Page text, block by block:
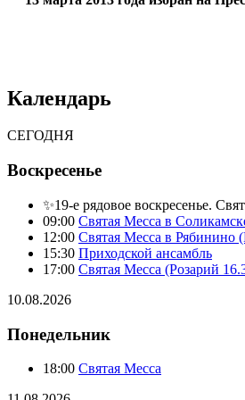
Календарь
СЕГОДНЯ
Воскресенье
✨19-е рядовое воскресенье.
09:00 Святая Месса в
12:00 Святая Месса в Рябинино
15:30 Приходской ансамбль
17:00 Святая Месса (Розарий
10.08.2026
Понедельник
18:00 Святая Месса